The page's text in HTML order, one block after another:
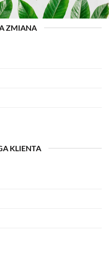
ZMIANA
KLIENTA